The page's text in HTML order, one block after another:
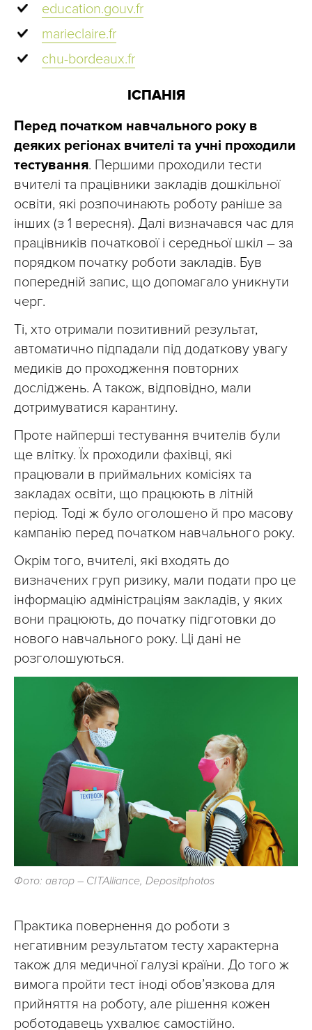
education.gouv.fr
marieclaire.fr
chu-bordeaux.fr
ІСПАНІЯ
Перед початком навчального року в
деяких регіонах вчителі та учні проходили
тестування. Першими проходили тести
вчителі та працівники закладів дошкільної
освіти, які розпочинають роботу раніше за
інших (з 1 вересня). Далі визначався час для
працівників початкової і середньої шкіл – за
порядком початку роботи закладів. Був
попередній запис, що допомагало уникнути
черг.
Ті, хто отримали позитивний результат,
автоматично підпадали під додаткову увагу
медиків до проходження повторних
досліджень. А також, відповідно, мали
дотримуватися карантину.
Проте найперші тестування вчителів були
ще влітку. Їх проходили фахівці, які
працювали в приймальних комісіях та
закладах освіти, що працюють в літній
період. Тоді ж було оголошено й про масову
кампанію перед початком навчального року.
Окрім того, вчителі, які входять до
визначених груп ризику, мали подати про це
інформацію адміністраціям закладів, у яких
вони працюють, до початку підготовки до
нового навчального року. Ці дані не
розголошуються.
Фото: автор – CITAlliance, Depositphotos
Практика повернення до роботи з
негативним результатом тесту характерна
також для медичної галузі країни. До того ж
вимога пройти тест іноді обов’язкова для
прийняття на роботу, але рішення кожен
роботодавець ухвалює самостійно.